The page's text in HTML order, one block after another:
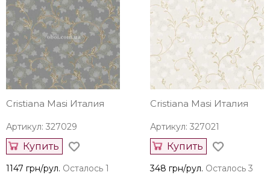
Cristiana Masi Италия
Артикул: 327029
Купить
1147 грн/рул. Осталось 1
Cristiana Masi Италия
Артикул: 327021
Купить
348 грн/рул. Осталось 3